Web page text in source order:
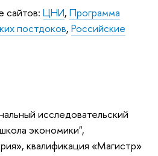
сайтов: ЦНИ, Программа
постдоков, Российские
исследовательский
экономики",
квалификация «Магистр»